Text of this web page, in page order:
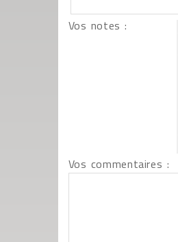
Vos notes :
Vos commentaires :